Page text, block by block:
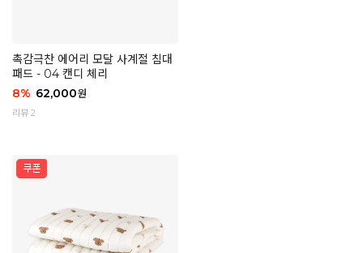
촉감극찬 에어리 모달 사계절 침대
패드 - 04 캔디 체리
8% 62,000원
리뷰 2